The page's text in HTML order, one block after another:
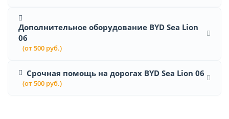
Дополнительное оборудование BYD Sea Lion
06
(от 500 руб.)
Срочная помощь на дорогах BYD Sea Lion 06
(от 500 руб.)